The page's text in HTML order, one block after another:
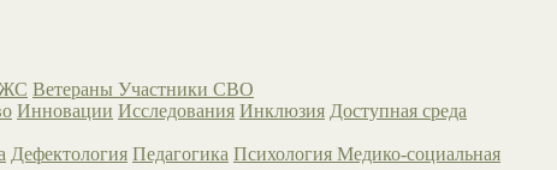
Ветераны Участники СВО
Инновации Исследования Инклюзия Доступная среда
Дефектология Педагогика Психология Медико-социальная